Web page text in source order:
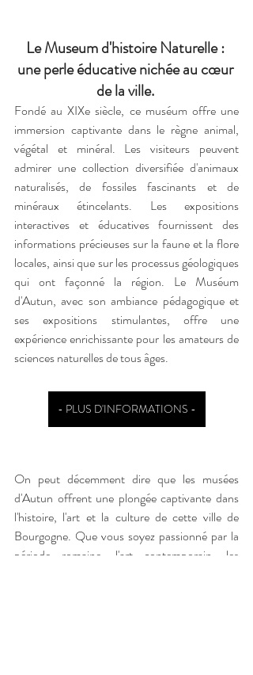
Le Museum d'histoire Naturelle :
une perle éducative nichée au cœur
de la ville.
Fondé au XIXe siècle, ce muséum offre une
immersion captivante dans le règne animal,
végétal et minéral. Les visiteurs peuvent
admirer une collection diversifiée d'animaux
naturalisés, de fossiles fascinants et de
minéraux étincelants. Les expositions
interactives et éducatives fournissent des
informations précieuses sur la faune et la flore
locales, ainsi que sur les processus géologiques
qui ont façonné la région. Le Muséum
d'Autun, avec son ambiance pédagogique et
ses expositions stimulantes, offre une
expérience enrichissante pour les amateurs de
sciences naturelles de tous âges.
- PLUS D'INFORMATIONS -
On peut décemment dire que les musées
d'Autun offrent une plongée captivante dans
l'histoire, l'art et la culture de cette ville de
Bourgogne. Que vous soyez passionné par la
période romaine, l'art contemporain, les